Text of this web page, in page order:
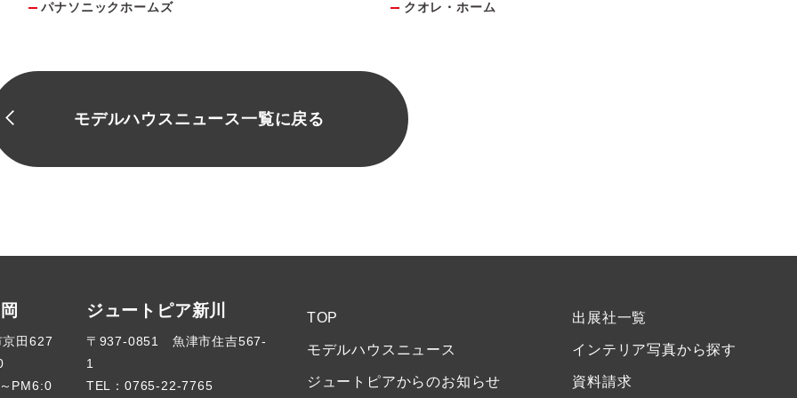
パナソニックホームズ クオレ・ホーム
モデルハウスニュース一覧に戻る
TOP
モデルハウスニュース
ジュートピアからのお知らせ
出展社一覧
インテリア写真から探す
資料請求
田627
PM6:0
ジュートピア新川
〒937-0851 魚津市住吉567-
1
TEL：0765-22-7765